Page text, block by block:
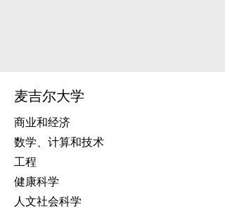
麦吉尔大学
商业和经济
数学、计算和技术
工程
健康科学
人文社会科学